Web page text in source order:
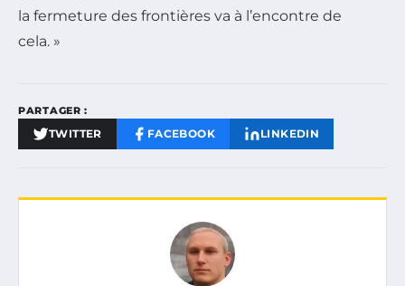
la fermeture des frontières va à l’encontre de
cela. »
PARTAGER :
TWITTER FACEBOOK LINKEDIN